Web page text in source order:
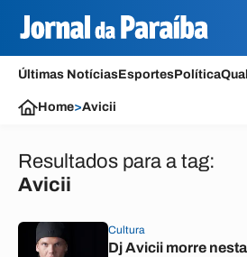
Últimas NotíciasEsportesPolítica
Home>Avicii
Resultados para a tag:
Avicii
Cultura
Dj Avicii morre